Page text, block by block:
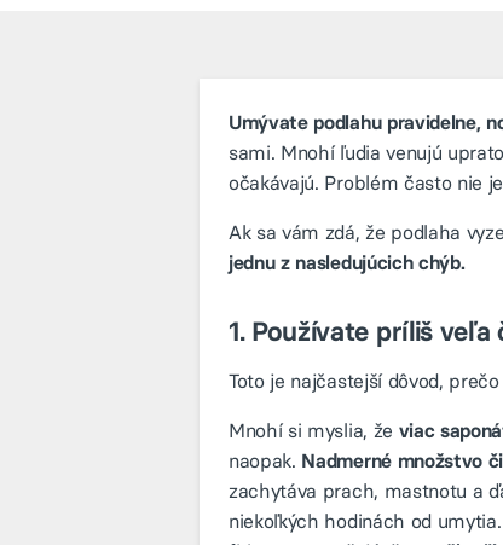
Umývate podlahu pravidelne,
sami. Mnohí ľudia venujú
očakávajú. Problém často nie
Ak sa vám zdá, že podlaha
jednu z nasledujúcich chýb.
1. Používate príliš
Toto je najčastejší dôvod, prečo
Mnohí si myslia, že viac
naopak. Nadmerné množstvo
zachytáva prach, mastnotu a
niekoľkých hodinách od